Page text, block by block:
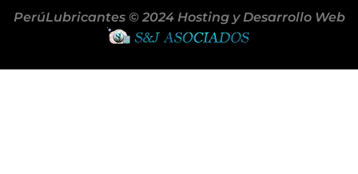
PerúLubricantes © 2024 Hosting y Desarrollo Web